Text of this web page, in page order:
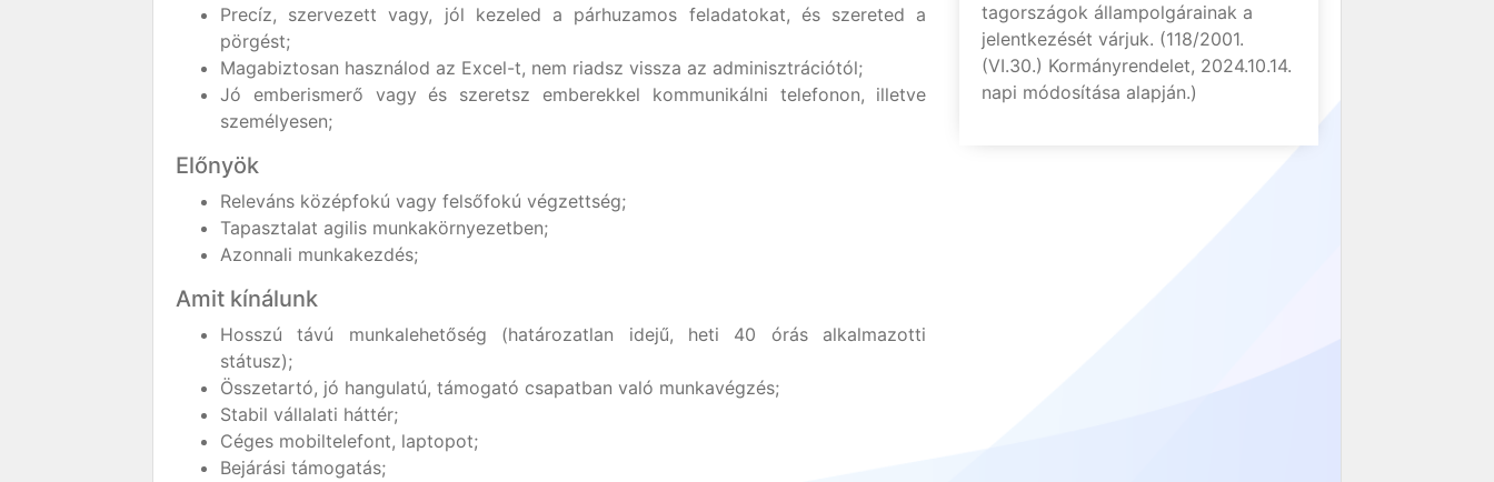
Precíz, szervezett vagy, jól kezeled a párhuzamos feladatokat, és szereted a
pörgést;
Magabiztosan használod az Excel-t, nem riadsz vissza az adminisztrációtól;
Jó emberismerő vagy és szeretsz emberekkel kommunikálni telefonon, illetve
személyesen;
Előnyök
Releváns középfokú vagy felsőfokú végzettség;
Tapasztalat agilis munkakörnyezetben;
Azonnali munkakezdés;
Amit kínálunk
Hosszú távú munkalehetőség (határozatlan idejű, heti 40 órás alkalmazotti
státusz);
Összetartó, jó hangulatú, támogató csapatban való munkavégzés;
Stabil vállalati háttér;
Céges mobiltelefont, laptopot;
Bejárási támogatás;
tagországok állampolgárainak a
jelentkezését várjuk. (118/2001.
(VI.30.) Kormányrendelet, 2024.10.14.
napi módosítása alapján.)